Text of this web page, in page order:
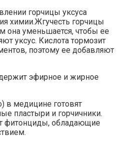
горчицы уксуса
химии.Жгучесть горчицы
она уменьшается, чтобы ее
уксус. Кислота тормозит
поэтому ее добавляют
эфирное и жирное
в медицине готовят
пластыри и горчичники.
фитонциды, обладающие